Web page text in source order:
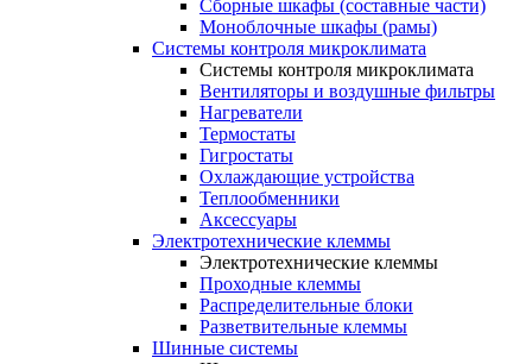
Сборные шкафы (составные части)
Моноблочные шкафы (рамы)
Системы контроля микроклимата
Системы контроля микроклимата
Вентиляторы и воздушные фильтры
Нагреватели
Термостаты
Гигростаты
Охлаждающие устройства
Теплообменники
Аксессуары
Электротехнические клеммы
Электротехнические клеммы
Проходные клеммы
Распределительные блоки
Разветвительные клеммы
Шинные системы